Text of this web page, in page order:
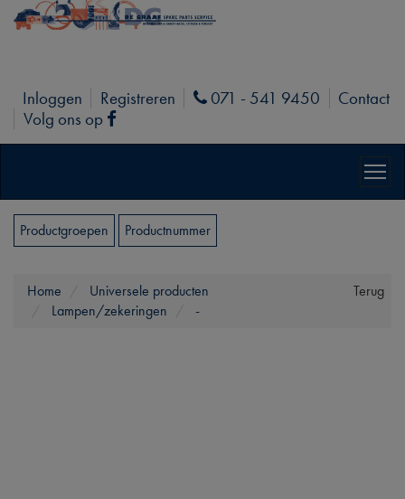
Inloggen Registreren Phone
071 - 541 9450
Contact
Volg ons op
Facebook
Productgroepen Productnummer
Terug
Home
Universele producten
Lampen/zekeringen
-